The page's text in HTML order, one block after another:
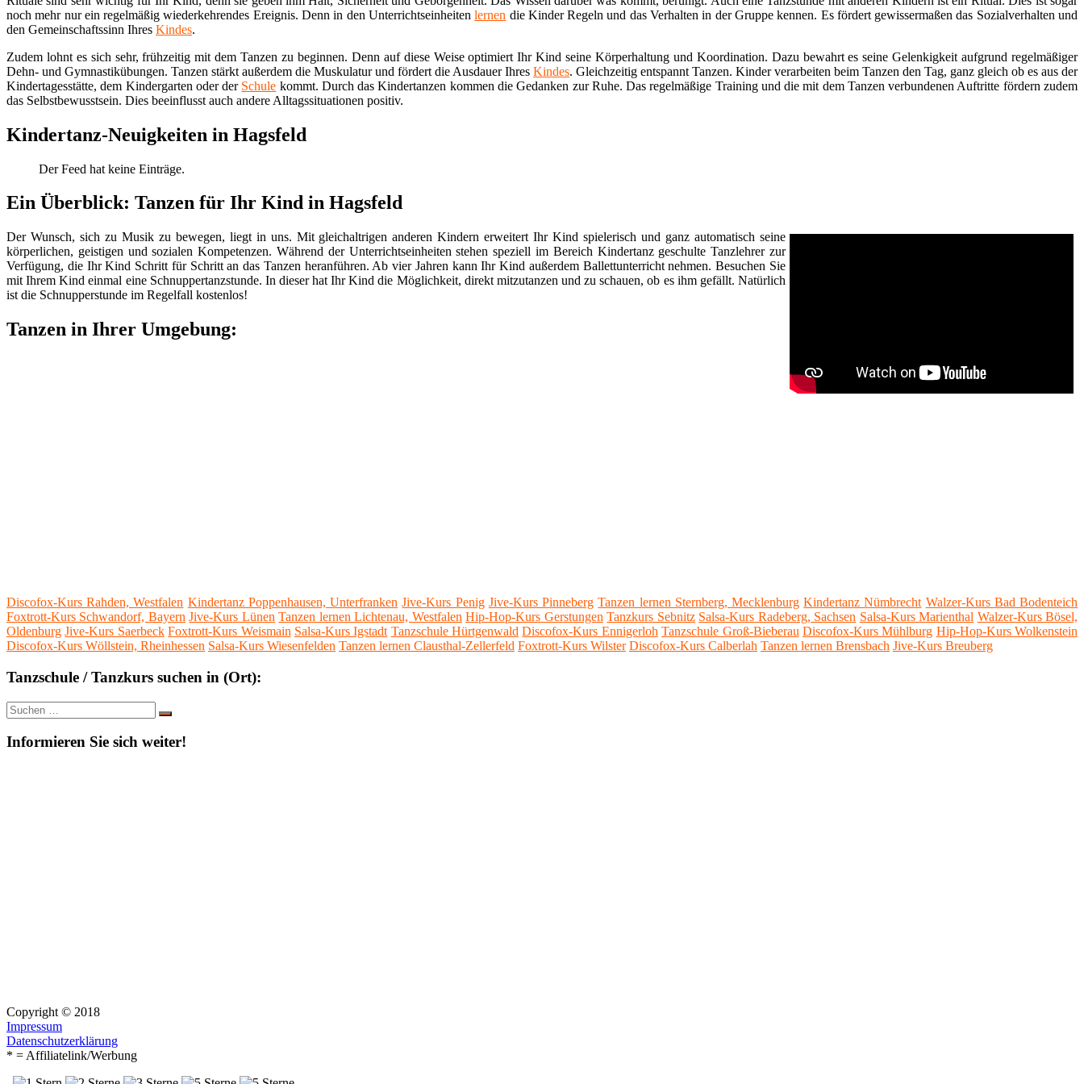
noch mehr nur ein regelmäßig wiederkehrendes Ereignis. Denn in den Unterrichtseinheitenlernen die Kinder Regeln und das Verhalten in der Gruppe kennen. Es fördert gewissermaßen das Sozialverhalten und
den Gemeinschaftssinn Ihres Kindes.
Zudem lohnt es sich sehr, frühzeitig mit dem Tanzen zu beginnen. Denn auf diese Weise optimiert Ihr Kind seine Körperhaltung und Koordination. Dazu bewahrt es seine Gelenkigkeit aufgrund regelmäßiger
Dehn- und Gymnastikübungen. Tanzen stärkt außerdem die Muskulatur und fördert die Ausdauer Ihres Kindes. Gleichzeitig entspannt Tanzen. Kinder verarbeiten beim Tanzen den Tag, ganz gleich ob es aus der
Kindertagesstätte, dem Kindergarten oder der Schule kommt. Durch das Kindertanzen kommen die Gedanken zur Ruhe. Das regelmäßige Training und die mit dem Tanzen verbundenen Auftritte fördern zudem
das Selbstbewusstsein. Dies beeinflusst auch andere Alltagssituationen positiv.
Kindertanz-Neuigkeiten in Hagsfeld
Der Feed hat keine Einträge.
Ein Überblick: Tanzen für Ihr Kind in Hagsfeld
Der Wunsch, sich zu Musik zu bewegen, liegt in uns. Mit gleichaltrigen anderen Kindern erweitert Ihr Kind spielerisch und ganz automatisch seine
körperlichen, geistigen und sozialen Kompetenzen. Während der Unterrichtseinheiten stehen speziell im Bereich Kindertanz geschulte Tanzlehrer zur
Verfügung, die Ihr Kind Schritt für Schritt an das Tanzen heranführen. Ab vier Jahren kann Ihr Kind außerdem Ballettunterricht nehmen. Besuchen Sie
mit Ihrem Kind einmal eine Schnuppertanzstunde. In dieser hat Ihr Kind die Möglichkeit, direkt mitzutanzen und zu schauen, ob es ihm gefällt. Natürlich
ist die Schnupperstunde im Regelfall kostenlos!
Tanzen in Ihrer Umgebung:
Discofox-Kurs Rahden, Westfalen Kindertanz Poppenhausen, Unterfranken Jive-Kurs Penig Jive-Kurs Pinneberg Tanzen lernen Sternberg, Mecklenburg Kindertanz Nümbrecht Walzer-Kurs Bad Bodenteich
Foxtrott-Kurs Schwandorf, Bayern Jive-Kurs Lünen Tanzen lernen Lichtenau, Westfalen Hip-Hop-Kurs Gerstungen Tanzkurs Sebnitz Salsa-Kurs Radeberg, Sachsen Salsa-Kurs Marienthal Walzer-Kurs Bösel,
Oldenburg Jive-Kurs Saerbeck Foxtrott-Kurs Weismain Salsa-Kurs Igstadt Tanzschule Hürtgenwald Discofox-Kurs Ennigerloh Tanzschule Groß-Bieberau Discofox-Kurs Mühlburg Hip-Hop-Kurs Wolkenstein
Discofox-Kurs Wöllstein, Rheinhessen Salsa-Kurs Wiesenfelden Tanzen lernen Clausthal-Zellerfeld Foxtrott-Kurs Wilster Discofox-Kurs Calberlah Tanzen lernen Brensbach Jive-Kurs Breuberg
Tanzschule / Tanzkurs suchen in (Ort):
Suche
nach:
Suchen
Informieren Sie sich weiter!
Copyright © 2018
Impressum
Datenschutzerklärung
* = Affiliatelink/Werbung